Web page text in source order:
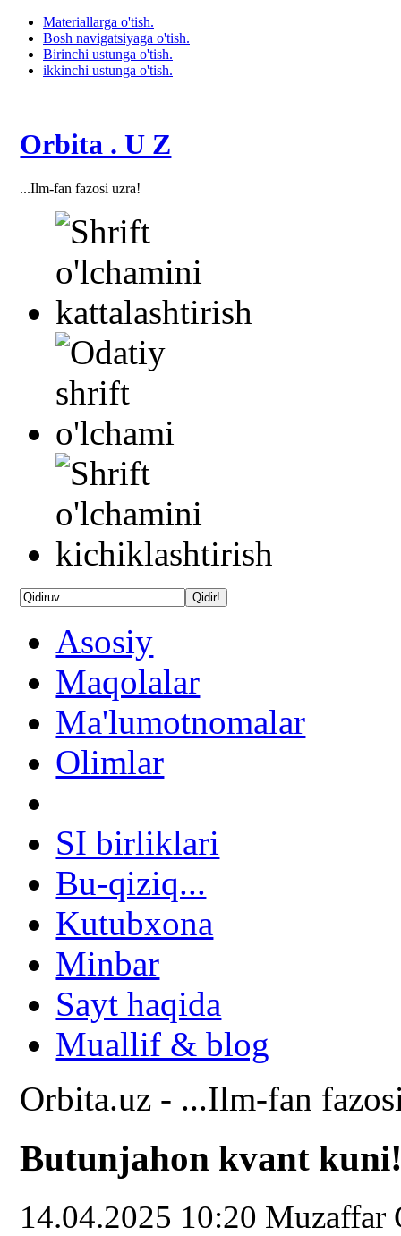
Materiallarga o'tish.
Bosh navigatsiyaga o'tish.
Birinchi ustunga o'tish.
ikkinchi ustunga o'tish.
Orbita . U Z
...Ilm-fan fazosi uzra!
Asosiy
Maqolalar
Ma'lumotnomalar
Olimlar
SI birliklari
Bu-qiziq...
Kutubxona
Minbar
Sayt haqida
Muallif & blog
Orbita.uz - ...Ilm-fan
Butunjahon kvant
14.04.2025 10:20 Muzaffar